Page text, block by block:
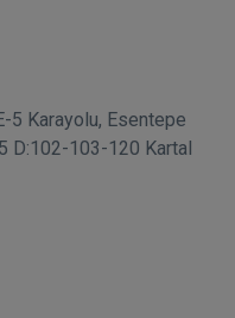
5 Karayolu, Esentepe
D:102-103-120 Kartal